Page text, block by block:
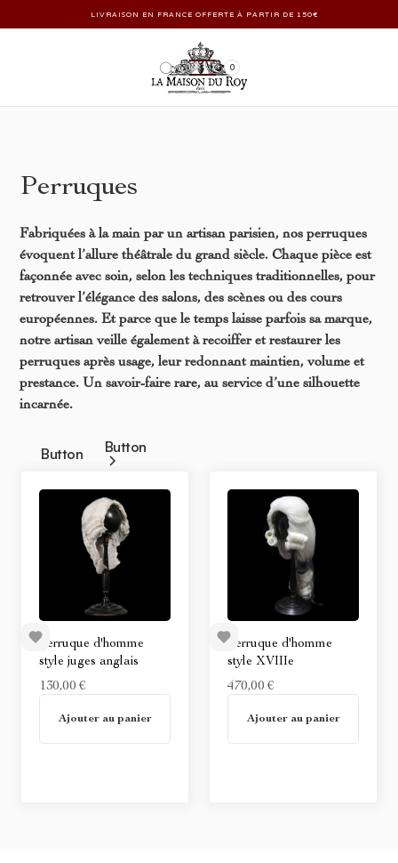
LIVRAISON EN FRANCE OFFERTE À PARTIR DE 150€
0
Perruques
Fabriquées à la main par un artisan parisien, nos perruques
évoquent l’allure théâtrale du grand siècle. Chaque pièce est
façonnée avec soin, selon les techniques traditionnelles, pour
retrouver l’élégance des salons, des scènes ou des cours
européennes. Et parce que le temps laisse parfois sa marque,
notre artisan veille également à recoiffer et restaurer les
perruques après usage, leur redonnant maintien, volume et
prestance. Un savoir-faire rare, au service d’une silhouette
incarnée.
Button Button
Perruque d'homme
style juges anglais
130,00 €
Ajouter au panier
Perruque d'homme
style XVIIIe
470,00 €
Ajouter au panier